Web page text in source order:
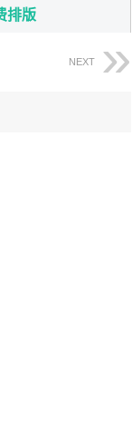
排版
NEXT